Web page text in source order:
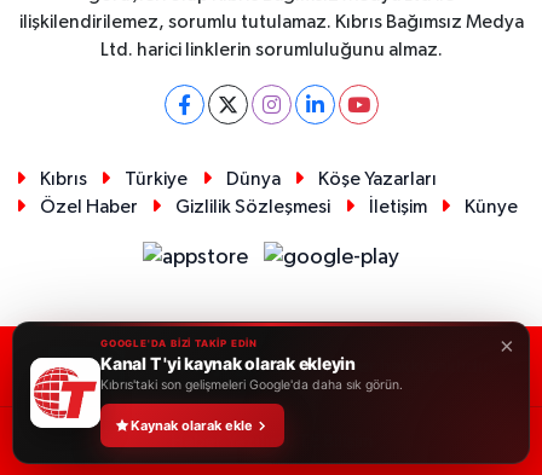
ilişkilendirilemez, sorumlu tutulamaz. Kıbrıs Bağımsız Medya
Ltd. harici linklerin sorumluluğunu almaz.
Kıbrıs Türkiye Dünya
Köşe Yazarları
Özel Haber
Gizlilik Sözleşmesi İletişim Künye
RSS Copyright © 2026. Her hakkı saklıdır.
Haber Yazılımı:
×
GOOGLE'DA BİZİ TAKİP EDİN
Kanal T 'yi kaynak olarak ekleyin
Kıbrıs'taki son gelişmeleri Google'da daha sık görün.
Kaynak olarak ekle